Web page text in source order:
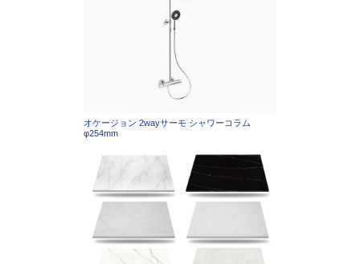
オケージョン 2wayサーモ シャワーコラム
φ254mm